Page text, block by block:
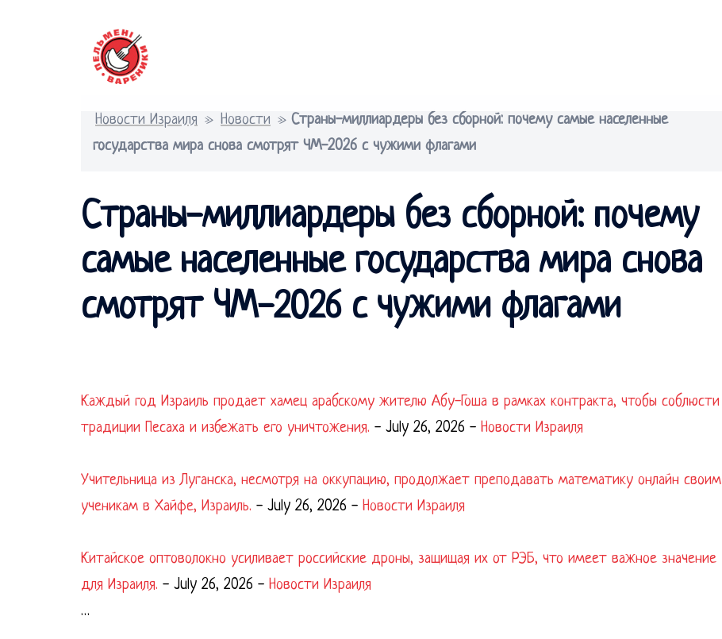
Новости Израиля » Новости » Страны-миллиардеры без сборной: почему самые населенные
государства мира снова смотрят ЧМ-2026 с чужими флагами
Страны-миллиардеры без сборной: почему
самые населенные государства мира снова
смотрят ЧМ-2026 с чужими флагами
Каждый год Израиль продает хамец арабскому жителю Абу-Гоша в рамках контракта, чтобы соблюсти
традиции Песаха и избежать его уничтожения. - July 26, 2026 - Новости Израиля
Учительница из Луганска, несмотря на оккупацию, продолжает преподавать математику онлайн своим
ученикам в Хайфе, Израиль. - July 26, 2026 - Новости Израиля
Китайское оптоволокно усиливает российские дроны, защищая их от РЭБ, что имеет важное значение
для Израиля. - July 26, 2026 - Новости Израиля
…